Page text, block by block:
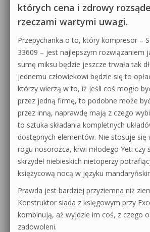
których cena i zdrowy
rzeczami wartymi uwagi.
Przepychanka o to, który kompresor –
33609 – jest najlepszym rozwiązaniem
sumę miksu będzie jeszcze trwała tak
jednemu człowiekowi będzie się to
którzy wierzą w to, iż jeśli coś mogło
przez jedną firmę, to podobne może
przez inną, naprawdę mają z czego
to sztuka składania kompletnych
dostępnych elementów. Nie stosuje się
rogu nosorożca, krwi młodego Yeti czy
skrzydeł niebieskich nietoperzy
księżycową nocą w języku
Prawda jest bardziej przyziemna niż
Konstruktor siada z księgowym przy
kombinują, aż wyjdzie im coś, z czego
zadowoleni.